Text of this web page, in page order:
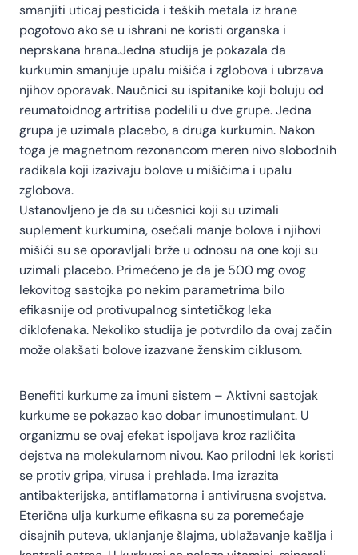
smanjiti uticaj pesticida i teških metala iz hrane
pogotovo ako se u ishrani ne koristi organska i
neprskana hrana.Jedna studija je pokazala da
kurkumin smanjuje upalu mišića i zglobova i ubrzava
njihov oporavak. Naučnici su ispitanike koji boluju od
reumatoidnog artritisa podelili u dve grupe. Jedna
grupa je uzimala placebo, a druga kurkumin. Nakon
toga je magnetnom rezonancom meren nivo slobodnih
radikala koji izazivaju bolove u mišićima i upalu
zglobova.
Ustanovljeno je da su učesnici koji su uzimali
suplement kurkumina, osećali manje bolova i njihovi
mišići su se oporavljali brže u odnosu na one koji su
uzimali placebo. Primećeno je da je 500 mg ovog
lekovitog sastojka po nekim parametrima bilo
efikasnije od protivupalnog sintetičkog leka
diklofenaka. Nekoliko studija je potvrdilo da ovaj začin
može olakšati bolove izazvane ženskim ciklusom.
Benefiti kurkume za imuni sistem – Aktivni sastojak
kurkume se pokazao kao dobar imunostimulant. U
organizmu se ovaj efekat ispoljava kroz različita
dejstva na molekularnom nivou. Kao prilodni lek koristi
se protiv gripa, virusa i prehlada. Ima izrazita
antibakterijska, antiflamatorna i antivirusna svojstva.
Eterična ulja kurkume efikasna su za poremećaje
disajnih puteva, uklanjanje šlajma, ublažavanje kašlja i